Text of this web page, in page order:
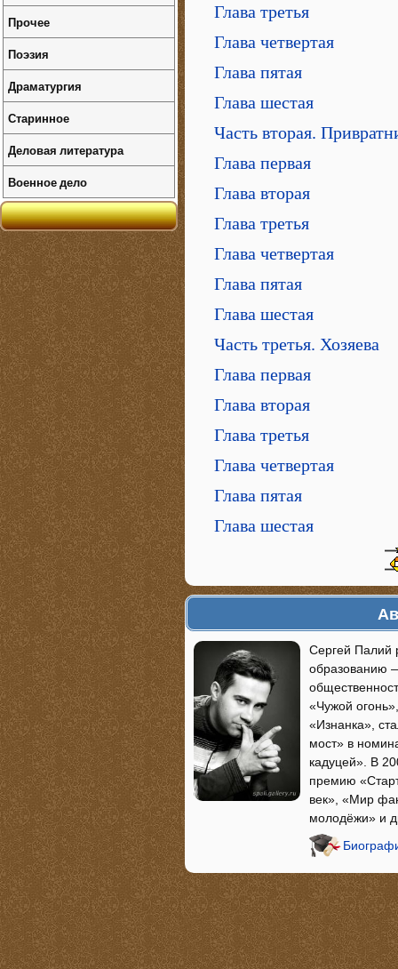
Глава третья
Глава четвертая
Глава пятая
Глава шестая
Часть вторая.
Глава первая
Глава вторая
Глава третья
Глава четвертая
Глава пятая
Глава шестая
Часть третья. Хозяева
Глава первая
Глава вторая
Глава третья
Глава четвертая
Глава пятая
Глава шестая
Сергей Палий
образованию
«Чужой
«Изнанка»,
мост» в
кадуцей». В
премию
век», «Мир
молодёжи» и
Прочее
Поэзия
Драматургия
Старинное
Деловая литература
Военное дело